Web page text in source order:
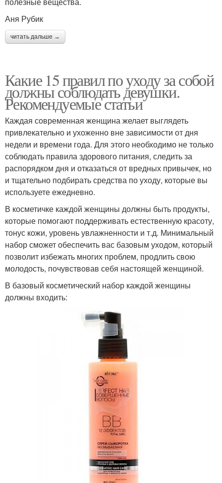
Аня Рубик
читать дальше →
Какие 15 правил по уходу за собой
должны соблюдать девушки.
Рекомендуемые статьи
Каждая современная женщина желает выглядеть
привлекательно и ухоженно вне зависимости от дня
недели и времени года. Для этого необходимо не только
соблюдать правила здорового питания, следить за
распорядком дня и отказаться от вредных привычек, но
и тщательно подбирать средства по уходу, которые вы
используете ежедневно.
В косметичке каждой женщины должны быть продукты,
которые помогают поддерживать естественную красоту,
тонус кожи, уровень увлажненности и т.д. Минимальный
набор сможет обеспечить вас базовым уходом, который
позволит избежать многих проблем, продлить свою
молодость, почувствовав себя настоящей женщиной.
В базовый косметический набор каждой женщины
должны входить: